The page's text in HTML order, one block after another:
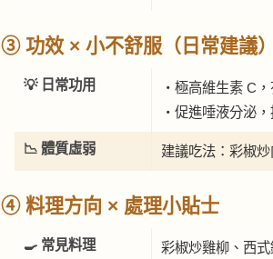
③ 功效 × 小不舒服（日常建議）
💡 日常功用
・極高維生素 C
・促進唾液分泌
📉 體質虛弱 建議吃法：彩椒
④ 料理方向 × 處理小貼士
🍳 常見料理 彩椒炒雞柳、西式